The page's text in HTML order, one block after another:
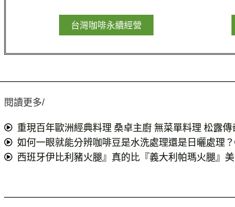
台灣咖啡永續經營
閱讀更多/
重現百年歐洲經典料理 桑卓主廚 無菜單料理 松露傳
如何一眼就能分辨咖啡豆是水洗處理還是日曬處理？
西班牙伊比利豬火腿』真的比『義大利帕瑪火腿』美